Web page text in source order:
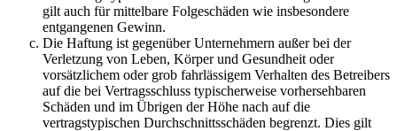
gilt auch für mittelbare Folgeschäden wie insbesondere
entgangenen Gewinn.
Die Haftung ist gegenüber Unternehmern außer bei der
Verletzung von Leben, Körper und Gesundheit oder
vorsätzlichem oder grob fahrlässigem Verhalten des Betreibers
auf die bei Vertragsschluss typischerweise vorhersehbaren
Schäden und im Übrigen der Höhe nach auf die
vertragstypischen Durchschnittsschäden begrenzt. Dies gilt